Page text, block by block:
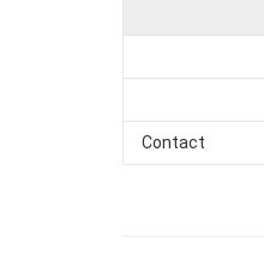
Contact